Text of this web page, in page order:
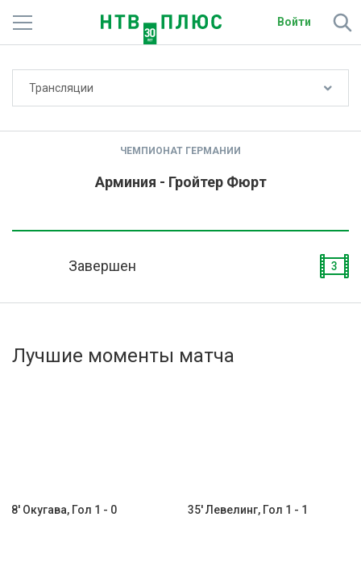
Войти
Активировать промокод
Трансляции
ЧЕМПИОНАТ ГЕРМАНИИ
Арминия - Гройтер Фюрт
Завершен 3
Лучшие моменты матча
8' Окугава, Гол 1 - 0 35' Левелинг, Гол 1 - 1